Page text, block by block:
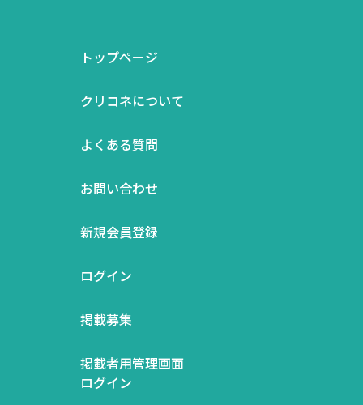
トップページ
クリコネについて
よくある質問
お問い合わせ
新規会員登録
ログイン
掲載募集
掲載者用管理画面
ログイン